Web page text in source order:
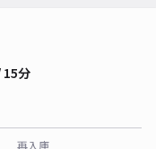
15分
再入庫